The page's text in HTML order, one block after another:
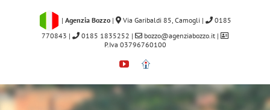
| Agenzia Bozzo | Via Garibaldi 85, Camogli |
0185
770843 | 0185 1835252 | bozzo@agenziabozzo.it|
P.Iva 03796760100
YouTube
Immobiliare.it